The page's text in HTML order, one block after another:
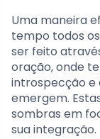
Uma maneira
tempo todos
ser feito
oração, onde
introspecção e
emergem.
sombras em
sua integração.